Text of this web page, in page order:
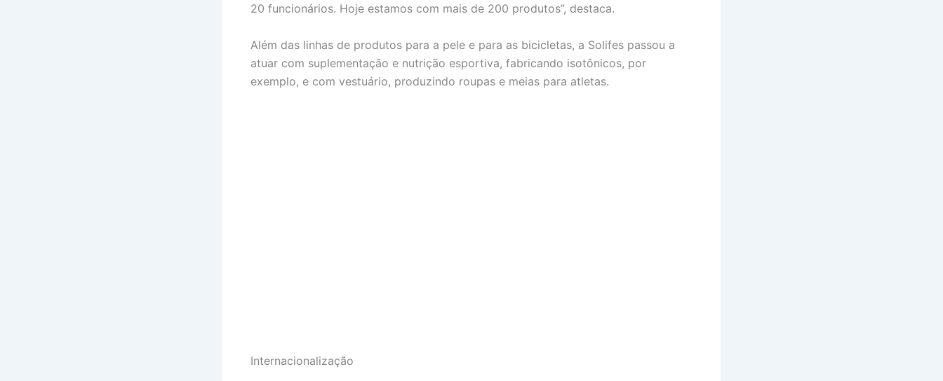
20 funcionários. Hoje estamos com mais de 200 produtos”, destaca.
Além das linhas de produtos para a pele e para as bicicletas, a Solifes passou a
atuar com suplementação e nutrição esportiva, fabricando isotônicos, por
exemplo, e com vestuário, produzindo roupas e meias para atletas.
Internacionalização